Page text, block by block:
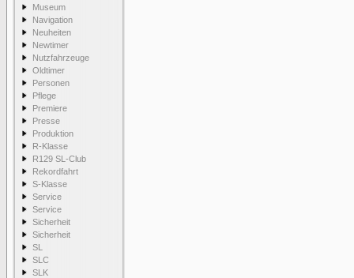
Museum
Navigation
Neuheiten
Newtimer
Nutzfahrzeuge
Oldtimer
Personen
Pflege
Premiere
Presse
Produktion
R-Klasse
R129 SL-Club
Rekordfahrt
S-Klasse
Service
Service
Sicherheit
Sicherheit
SL
SLC
SLK